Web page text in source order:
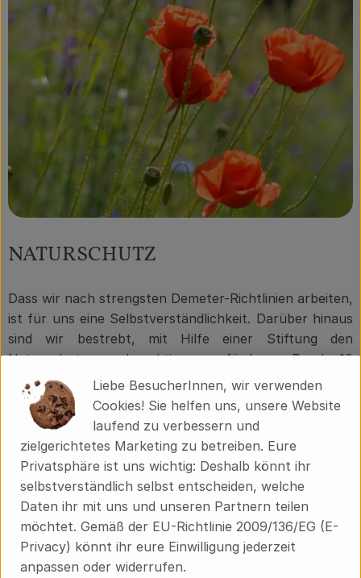
NATURSCHUTZ
Dass wir nach strengsten Demeter-Richtlinien arbeiten,
ist für uns eine Selbstverständlichkeit. Darüber hinaus
sind wir bestrebt, mit Hilfe einer Stiftung den
Naturschutz auch aktiv zu fördern. Rund 10
verschiedene Naturschutzprojekte fließen in unsere
tägliche Arbeit ein und erfordern sowohl gute Planung
als auch Konsequenz bei der Einhaltung. Das Ziel ist die
Vereinbarung landwirtschaftlicher Arbeit mit den
Besonderheiten unserer einzigartigen Natur.
Liebe BesucherInnen, wir verwenden
Cookies! Sie helfen uns, unsere Website
laufend zu verbessern und
zielgerichtetes Marketing zu betreiben. Eure
Privatsphäre ist uns wichtig: Deshalb könnt ihr
selbstverständlich selbst entscheiden, welche
Daten ihr mit uns und unseren Partnern teilen
möchtet. Gemäß der EU-Richtlinie 2009/136/EG (E-
Privacy) könnt ihr eure Einwilligung jederzeit
anpassen oder widerrufen.